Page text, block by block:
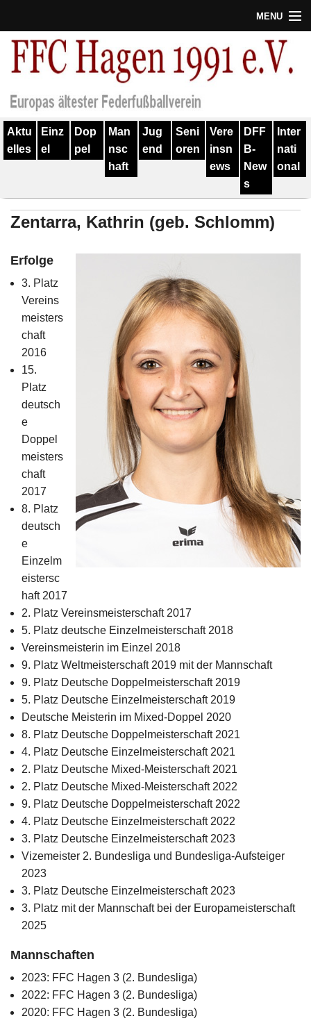
MENU
Termine
Verein
Geschichte
Training
Spieler
Kontakt
Impressum
Aktu
elles
Einz
el
Dop
pel
Man
nsc
haft
Jug
end
Seni
oren
Vere
insn
ews
DFF
B-
New
s
Inter
nati
onal
Zentarra, Kathrin (geb. Schlomm)
Erfolge
3. Platz
Vereins
meisters
chaft
2016
15.
Platz
deutsch
e
Doppel
meisters
chaft
2017
8. Platz
deutsch
e
Einzelm
eistersc
haft 2017
2. Platz Vereinsmeisterschaft 2017
5. Platz deutsche Einzelmeisterschaft 2018
Vereinsmeisterin im Einzel 2018
9. Platz Weltmeisterschaft 2019 mit der Mannschaft
9. Platz Deutsche Doppelmeisterschaft 2019
5. Platz Deutsche Einzelmeisterschaft 2019
Deutsche Meisterin im Mixed-Doppel 2020
8. Platz Deutsche Doppelmeisterschaft 2021
4. Platz Deutsche Einzelmeisterschaft 2021
2. Platz Deutsche Mixed-Meisterschaft 2021
2. Platz Deutsche Mixed-Meisterschaft 2022
9. Platz Deutsche Doppelmeisterschaft 2022
4. Platz Deutsche Einzelmeisterschaft 2022
3. Platz Deutsche Einzelmeisterschaft 2023
Vizemeister 2. Bundesliga und Bundesliga-Aufsteiger
2023
3. Platz Deutsche Einzelmeisterschaft 2023
3. Platz mit der Mannschaft bei der Europameisterschaft
2025
Mannschaften
2023: FFC Hagen 3 (2. Bundesliga)
2022: FFC Hagen 3 (2. Bundesliga)
2020: FFC Hagen 3 (2. Bundesliga)